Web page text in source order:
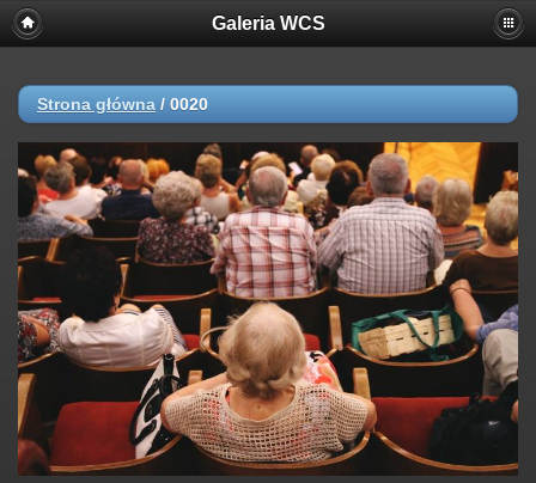
Galeria WCS
Strona główna / 0020